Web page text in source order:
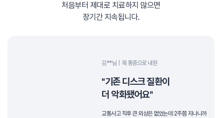
처음부터 제대로 치료하지 않으면
장기간 지속됩니다.
김**님 목 통증으로 내원
"기존 디스크 질환이
더 악화됐어요"
교통사고 직후 큰 외상은 없었는데 2주쯤 지나니까